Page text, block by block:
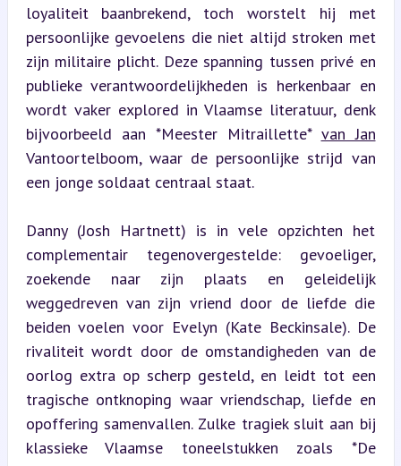
loyaliteit baanbrekend, toch worstelt hij met
persoonlijke gevoelens die niet altijd stroken met
zijn militaire plicht. Deze spanning tussen privé en
publieke verantwoordelijkheden is herkenbaar en
wordt vaker explored in Vlaamse literatuur, denk
bijvoorbeeld aan *Meester Mitraillette* van Jan
Vantoortelboom, waar de persoonlijke strijd van
een jonge soldaat centraal staat.
Danny (Josh Hartnett) is in vele opzichten het
complementair tegenovergestelde: gevoeliger,
zoekende naar zijn plaats en geleidelijk
weggedreven van zijn vriend door de liefde die
beiden voelen voor Evelyn (Kate Beckinsale). De
rivaliteit wordt door de omstandigheden van de
oorlog extra op scherp gesteld, en leidt tot een
tragische ontknoping waar vriendschap, liefde en
opoffering samenvallen. Zulke tragiek sluit aan bij
klassieke Vlaamse toneelstukken zoals *De